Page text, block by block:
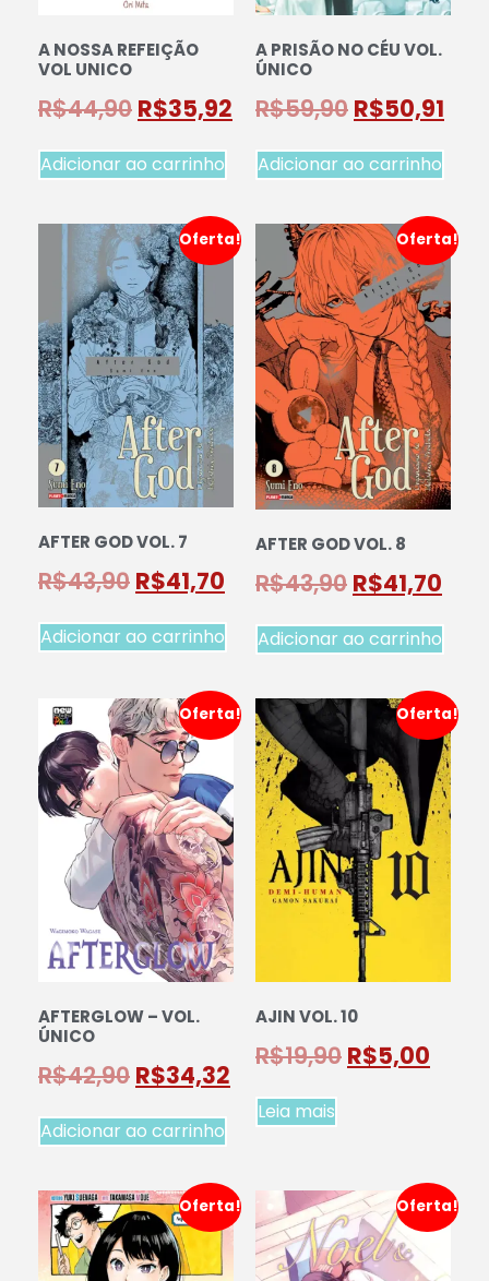
A NOSSA REFEIÇÃO
VOL UNICO
R$44,90 R$35,92
Adicionar ao carrinho
A PRISÃO NO CÉU VOL.
ÚNICO
R$59,90 R$50,91
Adicionar ao carrinho
Oferta!
AFTER GOD VOL. 7
R$43,90 R$41,70
Adicionar ao carrinho
Oferta!
AFTER GOD VOL. 8
R$43,90 R$41,70
Adicionar ao carrinho
Oferta!
AFTERGLOW – VOL.
ÚNICO
R$42,90 R$34,32
Adicionar ao carrinho
Oferta!
AJIN VOL. 10
R$19,90 R$5,00
Leia mais
Oferta! Oferta!